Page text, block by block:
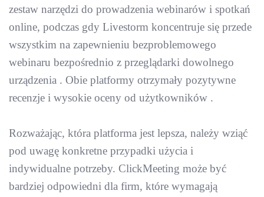
zestaw narzędzi do prowadzenia webinarów i spotkań
online, podczas gdy Livestorm koncentruje się przede
wszystkim na zapewnieniu bezproblemowego
webinaru bezpośrednio z przeglądarki dowolnego
urządzenia . Obie platformy otrzymały pozytywne
recenzje i wysokie oceny od użytkowników .
Rozważając, która platforma jest lepsza, należy wziąć
pod uwagę konkretne przypadki użycia i
indywidualne potrzeby. ClickMeeting może być
bardziej odpowiedni dla firm, które wymagają